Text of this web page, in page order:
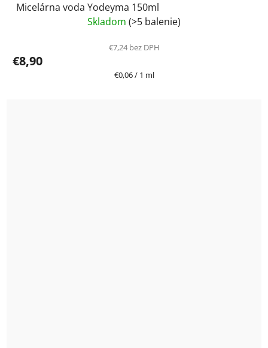
Micelárna voda Yodeyma 150ml
Skladom (>5 balenie)
€7,24 bez DPH
€8,90
Jednotková
€0,06 / 1 ml